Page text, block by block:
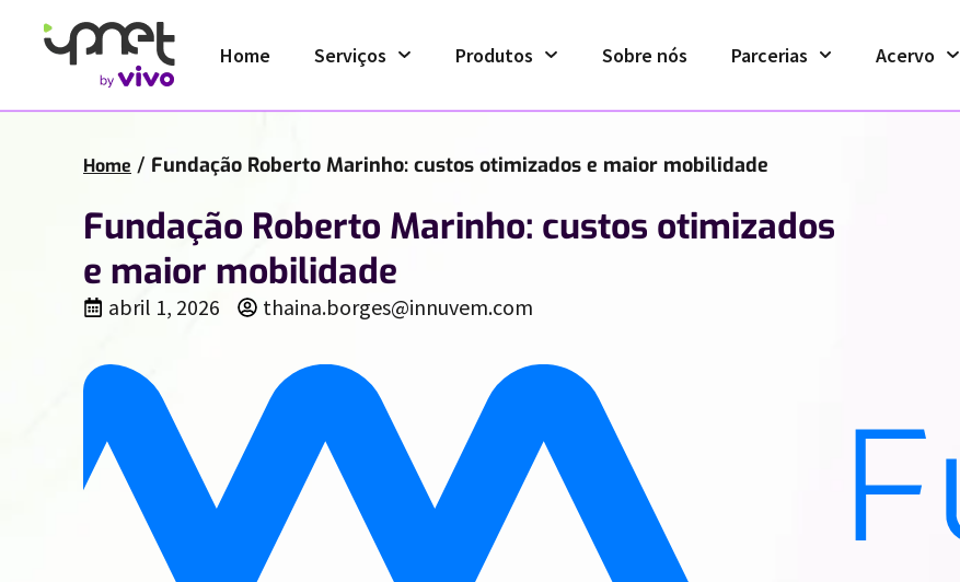
Home Serviços Produtos Sobre nós Parcerias Acervo
Home / Fundação Roberto Marinho: custos otimizados e maior mobilidade
Fundação Roberto Marinho: custos otimizados
e maior mobilidade
abril 1, 2026 thaina.borges@innuvem.com